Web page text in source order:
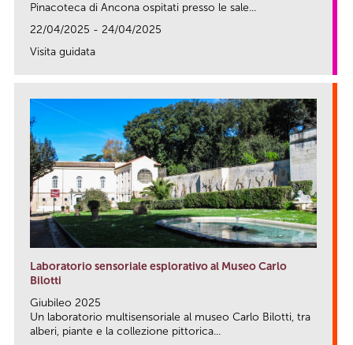
Pinacoteca di Ancona ospitati presso le sale...
22/04/2025 - 24/04/2025
Visita guidata
Laboratorio sensoriale esplorativo al Museo Carlo
Bilotti
Giubileo 2025
Un laboratorio multisensoriale al museo Carlo Bilotti, tra
alberi, piante e la collezione pittorica...